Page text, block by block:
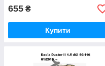
655 ₴
Купити